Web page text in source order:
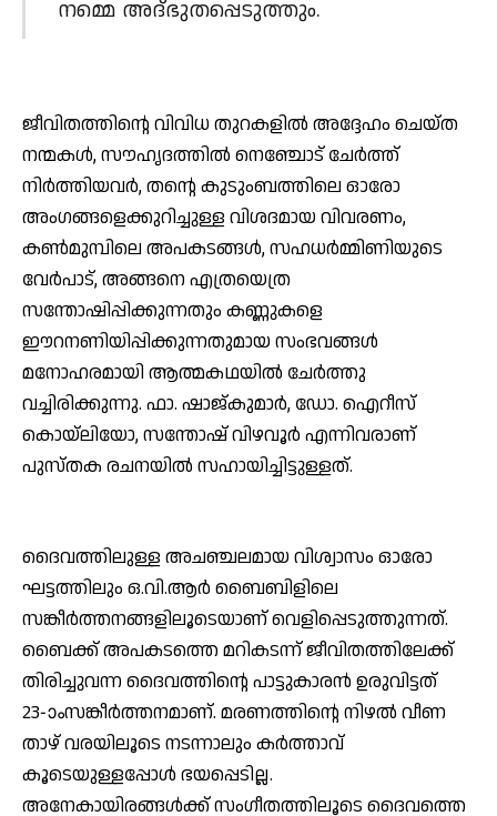
നമ്മെ അദ്ഭുതപ്പെടുത്തും.
ജീവിതത്തിന്റെ വിവിധ തുറകളില്‍ അദ്ദേഹം ചെയ്ത
നന്മകള്‍, സൗഹൃദത്തില്‍ നെഞ്ചോട് ചേര്‍ത്ത്
നിര്‍ത്തിയവര്‍, തന്റെ കുടുംബത്തിലെ ഓരോ
അംഗങ്ങളെക്കുറിച്ചുള്ള വിശദമായ വിവരണം,
കണ്‍മുമ്പിലെ അപകടങ്ങള്‍, സഹധര്‍മ്മിണിയുടെ
വേര്‍പാട്, അങ്ങനെ എത്രയെത്ര
സന്തോഷിപ്പിക്കുന്നതും കണ്ണുകളെ
ഈറനണിയിപ്പിക്കുന്നതുമായ സംഭവങ്ങള്‍
മനോഹരമായി ആത്മകഥയില്‍ ചേര്‍ത്തു
വച്ചിരിക്കുന്നു. ഫാ. ഷാജ്കുമാര്‍, ഡോ. ഐറീസ്
കൊയ്‌ലിയോ, സന്തോഷ് വിഴവൂര്‍ എന്നിവരാണ്
പുസ്തക രചനയില്‍ സഹായിച്ചിട്ടുള്ളത്.
ദൈവത്തിലുള്ള അചഞ്ചലമായ വിശ്വാസം ഓരോ
ഘട്ടത്തിലും ഒ.വി.ആര്‍ ബൈബിളിലെ
സങ്കീര്‍ത്തനങ്ങളിലൂടെയാണ് വെളിപ്പെടുത്തുന്നത്.
ബൈക്ക് അപകടത്തെ മറികടന്ന് ജീവിതത്തിലേക്ക്
തിരിച്ചുവന്ന ദൈവത്തിന്റെ പാട്ടുകാരന്‍ ഉരുവിട്ടത്
23-ാംസങ്കീര്‍ത്തനമാണ്. മരണത്തിന്റെ നിഴല്‍ വീണ
താഴ് വരയിലൂടെ നടന്നാലും കര്‍ത്താവ്
കൂടെയുള്ളപ്പോള്‍ ഭയപ്പെടില്ല.
അനേകായിരങ്ങള്‍ക്ക് സംഗീതത്തിലൂടെ ദൈവത്തെ